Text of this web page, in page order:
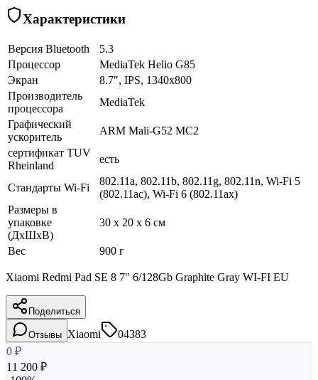
Характеристики
Версия Bluetooth
5.3
Процессор
MediaTek Helio G85
Экран
8.7", IPS, 1340x800
Производитель
процессора
MediaTek
Графический
ускоритель
ARM Mali-G52 MC2
сертификат TUV
Rheinland
есть
Стандарты Wi-Fi
802.11a, 802.11b, 802.11g, 802.11n, Wi-Fi 5
(802.11ac), Wi-Fi 6 (802.11ax)
Размеры в
упаковке
(ДхШхВ)
30 x 20 x 6 см
Вес 900 г
Xiaomi Redmi Pad SE 8 7" 6/128Gb Graphite Gray WI-FI EU
Поделиться
Отзывы Xiaomi
04383
0 ₽
11 200 ₽